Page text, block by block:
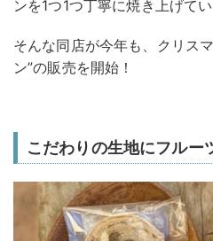
ンを1つ1つ丁寧に焼き上げてい
そんな同店が今年も、クリス
ン”の販売を開始！
こだわりの生地にフルー